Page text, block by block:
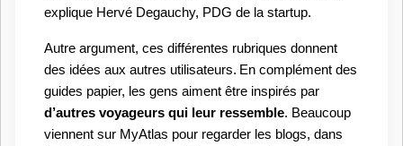
explique Hervé Degauchy, PDG de la startup.
Autre argument, ces différentes rubriques donnent
des idées aux autres utilisateurs. En complément des
guides papier, les gens aiment être inspirés par
d’autres voyageurs qui leur ressemble. Beaucoup
viennent sur MyAtlas pour regarder les blogs, dans